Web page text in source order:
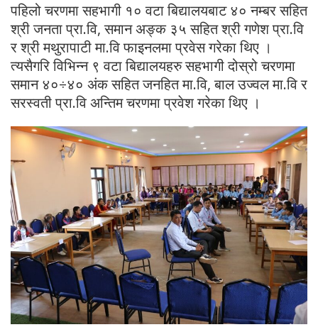
पहिलो चरणमा सहभागी १० वटा बिद्यालयबाट ४० नम्बर सहित
श्री जनता प्रा.वि, समान अङ्क ३५ सहित श्री गणेश प्रा.वि
र श्री मथुरापाटी मा.वि फाइनलमा प्रवेस गरेका थिए ।
त्यसैगरि विभिन्न ९ वटा बिद्यालयहरु सहभागी दोस्रो चरणमा
समान ४०÷४० अंक सहित जनहित मा.वि, बाल उज्वल मा.वि र
सरस्वती प्रा.वि अन्तिम चरणमा प्रवेश गरेका थिए ।